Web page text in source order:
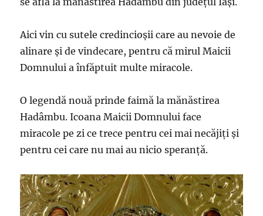
Aici vin cu sutele credincioșii care au nevoie de
alinare și de vindecare, pentru că mirul Maicii
Domnului a înfăptuit multe miracole.
O legendă nouă prinde faimă la mănăstirea
Hadâmbu. Icoana Maicii Domnului face
miracole pe zi ce trece pentru cei mai necăjiți și
pentru cei care nu mai au nicio speranță.